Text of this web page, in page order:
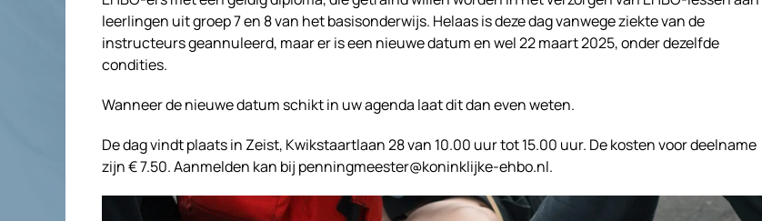
leerlingen uit groep 7 en 8 van het basisonderwijs. Helaas is deze dag vanwege ziekte van de
instructeurs geannuleerd, maar er is een nieuwe datum en wel 22 maart 2025, onder dezelfde
condities.
Wanneer de nieuwe datum schikt in uw agenda laat dit dan even weten.
De dag vindt plaats in Zeist, Kwikstaartlaan 28 van 10.00 uur tot 15.00 uur. De kosten voor deelname
zijn € 7.50. Aanmelden kan bij penningmeester@koninklijke-ehbo.nl.